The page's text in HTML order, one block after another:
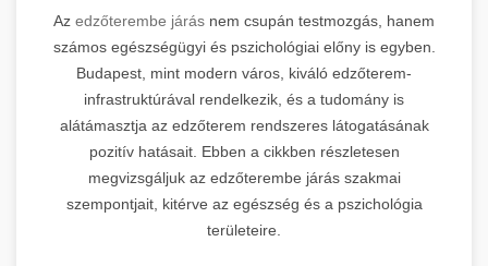
Az edzőterembe járás nem csupán testmozgás, hanem
számos egészségügyi és pszichológiai előny is egyben.
Budapest, mint modern város, kiváló edzőterem-
infrastruktúrával rendelkezik, és a tudomány is
alátámasztja az edzőterem rendszeres látogatásának
pozitív hatásait. Ebben a cikkben részletesen
megvizsgáljuk az edzőterembe járás szakmai
szempontjait, kitérve az egészség és a pszichológia
területeire.